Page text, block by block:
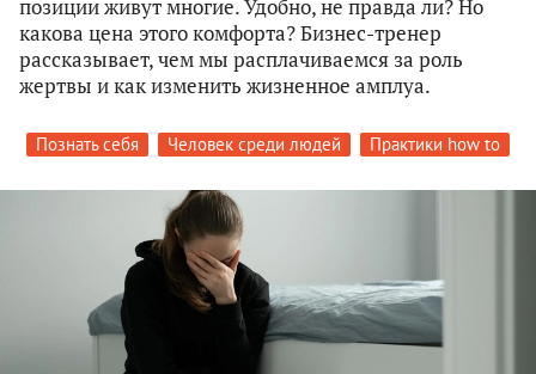
позиции живут многие. Удобно, не правда ли? Но
какова цена этого комфорта? Бизнес-тренер
рассказывает, чем мы расплачиваемся за роль
жертвы и как изменить жизненное амплуа.
Познать себя Человек среди людей Практики how to